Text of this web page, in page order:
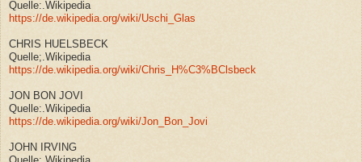
Quelle:.Wikipedia
https://de.wikipedia.org/wiki/Uschi_Glas
CHRIS HUELSBECK
Quelle;.Wikipedia
https://de.wikipedia.org/wiki/Chris_H%C3%BClsbeck
JON BON JOVI
Quelle:.Wikipedia
https://de.wikipedia.org/wiki/Jon_Bon_Jovi
JOHN IRVING